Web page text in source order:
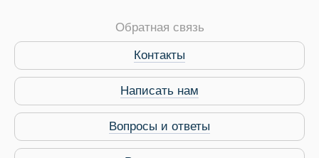
Обратная связь
Контакты
Написать нам
Вопросы и ответы